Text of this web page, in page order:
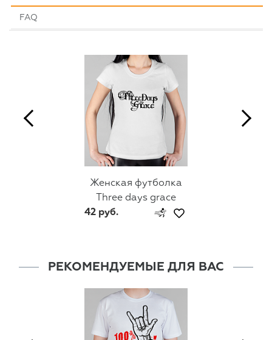
FAQ
Женская футболка
Three days grace
42 руб.
РЕКОМЕНДУЕМЫЕ ДЛЯ ВАС